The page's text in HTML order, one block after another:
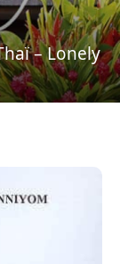
– Lonely